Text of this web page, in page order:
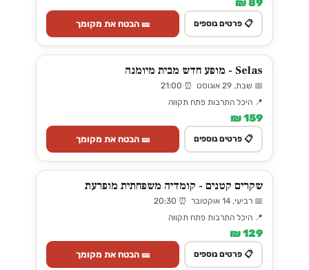
89 ₪
📋 פרטים נוספים 🎫 הבטח את מקומך
Selas - מופע חדש מבית מיומנה
📅 שבת, 29 אוגוסט ⏰ 21:00
📍 היכל התרבות פתח תקווה
159 ₪
📋 פרטים נוספים 🎫 הבטח את מקומך
שקרים קטנים - קומדיה משפחתית מופרעת
📅 רביעי, 14 אוקטובר ⏰ 20:30
📍 היכל התרבות פתח תקווה
129 ₪
📋 פרטים נוספים 🎫 הבטח את מקומך